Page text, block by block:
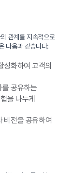
관계를 지속적으로
다음과 같습니다:
성화하여 고객의
를 공유하는
을 나누게
비전을 공유하여